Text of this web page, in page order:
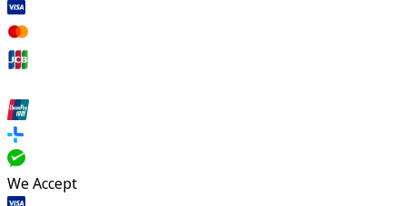
We Accept